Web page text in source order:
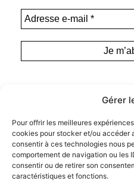
Gérer
Pour offrir les meilleures
cookies pour stocker et/ou accéder
consentir à ces technologies nous
comportement de navigation ou les
consentir ou de retirer son
caractéristiques et fonctions.
Tous droits de représentation,
reproduction et d’adaptation
Anamosa, 2022.